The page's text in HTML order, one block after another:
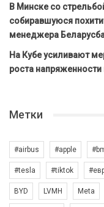
В Минске со
собиравшуюся
менеджера
На Кубе усиливают
роста
Метки
#airbus #apple
#tesla #tiktok
BYD LVMH Meta